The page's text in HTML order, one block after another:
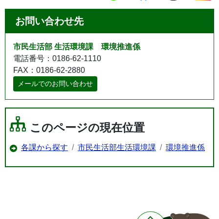
お問い合わせ先
市民生活部 生活環境課 環境推進係
電話番号：0186-62-1110
FAX：0186-62-2880
メールでのお問い合わせ
このページの現在位置
各課から探す 市民生活部生活環境課 環境推進係